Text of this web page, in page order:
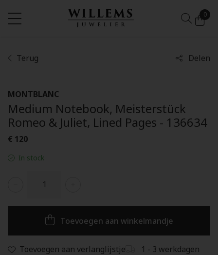
0
Terug Delen
MONTBLANC
Medium Notebook, Meisterstück
Romeo & Juliet, Lined Pages - 136634
€ 120
In stock
Toevoegen aan winkelmandje
Toevoegen aan verlanglijstje 1 - 3 werkdagen